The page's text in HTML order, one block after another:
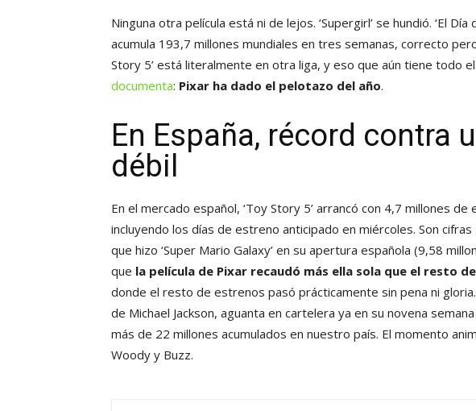
Ninguna otra película está ni de lejos. ‘Supergirl’ se hundió. ‘El
acumula 193,7 millones mundiales en tres semanas, correcto
Story 5’ está literalmente en otra liga, y eso que aún tiene todo
documenta: Pixar ha dado el pelotazo del año.
En España, récord contra
débil
En el mercado español, ‘Toy Story 5’ arrancó con 4,7 millones
incluyendo los días de estreno anticipado en miércoles. Son
que hizo ‘Super Mario Galaxy’ en su apertura española (9,58
que la película de Pixar recaudó más ella sola que el resto
donde el resto de estrenos pasó prácticamente sin pena ni gloria.
de Michael Jackson, aguanta en cartelera ya en su novena
más de 22 millones acumulados en nuestro país. El momento
Woody y Buzz.